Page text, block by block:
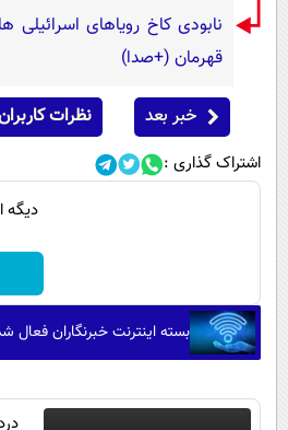
نابودی کاخ رویاهای اسرائیلی
قهرمان (+صدا)
خبر بعد نظرات
اشتراک گذاری :
دیگه
بسته اینترنت خبرنگاران فعال